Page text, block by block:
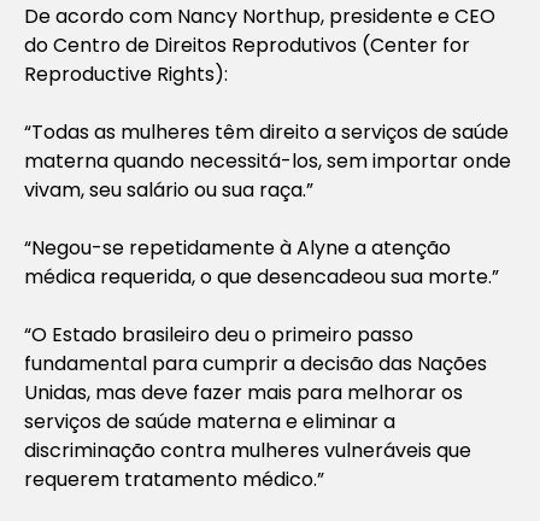
De acordo com Nancy Northup, presidente e CEO
do Centro de Direitos Reprodutivos (Center for
Reproductive Rights):
“Todas as mulheres têm direito a serviços de saúde
materna quando necessitá-los, sem importar onde
vivam, seu salário ou sua raça.”
“Negou-se repetidamente à Alyne a atenção
médica requerida, o que desencadeou sua morte.”
“O Estado brasileiro deu o primeiro passo
fundamental para cumprir a decisão das Nações
Unidas, mas deve fazer mais para melhorar os
serviços de saúde materna e eliminar a
discriminação contra mulheres vulneráveis que
requerem tratamento médico.”